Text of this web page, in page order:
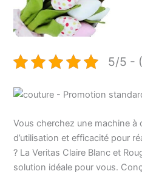
5/5 -
Vous cherchez une machine à
d’utilisation et efficacité pour
? La Veritas Claire Blanc et
solution idéale pour vous.